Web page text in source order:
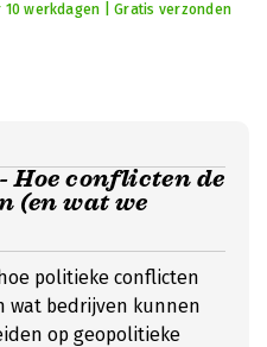
10 werkdagen | Gratis verzonden
conflicten de
(en wat we
politieke conflicten
wat bedrijven kunnen
op geopolitieke